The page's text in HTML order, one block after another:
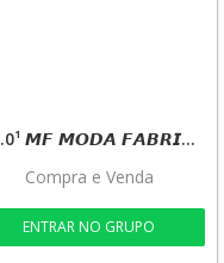
#1.0¹ 𝙈𝙁 𝙈𝙊𝘿𝘼 𝙁𝘼𝘽𝙍𝙄𝘾𝘼 𝗞𝗜𝗗’𝗦
Compra e Venda
ENTRAR NO GRUPO